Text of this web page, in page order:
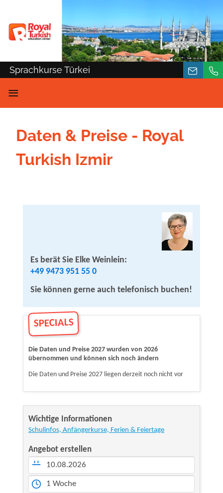
Sprachkurse Türkei
≡
Daten & Preise - Royal
Turkish Izmir
Es berät Sie Elke Weinlein:
+49 9473 951 55 0
Sie können gerne auch telefonisch buchen!
SPECIALS
Die Daten und Preise 2027 wurden von 2026
übernommen und können sich noch ändern
Die Daten und Preise 2027 liegen derzeit noch nicht vor
Wichtige Informationen
Schulinfos, Anfängerkurse, Ferien & Feiertage
Angebot erstellen
10.08.2026
1 Woche